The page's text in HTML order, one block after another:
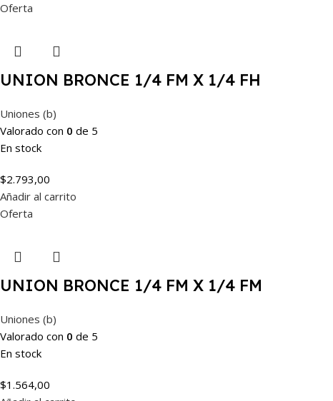
Oferta
UNION BRONCE 1/4 FM X 1/4 FH
Uniones (b)
Valorado con 0 de 5
En stock
$2.793,00
Añadir al carrito
Oferta
UNION BRONCE 1/4 FM X 1/4 FM
Uniones (b)
Valorado con 0 de 5
En stock
$1.564,00